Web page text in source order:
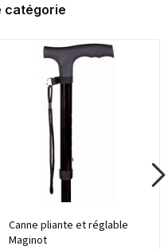
catégorie
Canne pliante et réglable
Maginot